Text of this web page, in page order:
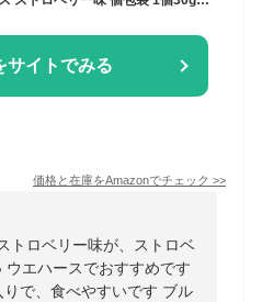
サイトでみる
価格と在庫をAmazonでチェック >>
トロベリー味が、ストロベ
ウエハースでおすすめです
で、食べやすいです ブル